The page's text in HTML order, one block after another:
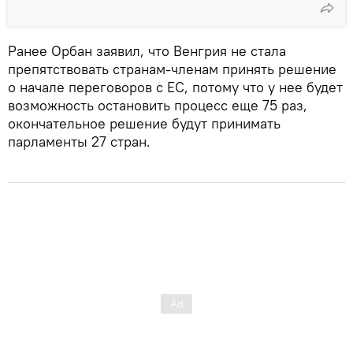
Ранее Орбан заявил, что Венгрия не стала
препятствовать странам-членам принять решение
о начале переговоров с ЕС, потому что у нее будет
возможность остановить процесс еще 75 раз,
окончательное решение будут принимать
парламенты 27 стран.